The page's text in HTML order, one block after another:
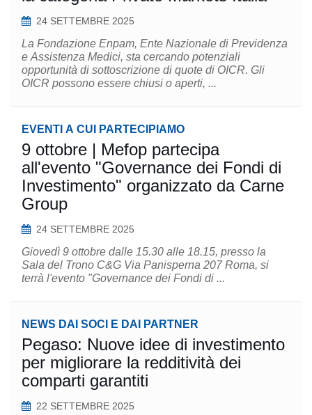
24 SETTEMBRE 2025
La Fondazione Enpam, Ente Nazionale di Previdenza
e Assistenza Medici, sta cercando potenziali
opportunità di sottoscrizione di quote di OICR. Gli
OICR possono essere chiusi o aperti, ...
EVENTI A CUI PARTECIPIAMO
9 ottobre | Mefop partecipa
all'evento "Governance dei Fondi di
Investimento" organizzato da Carne
Group
24 SETTEMBRE 2025
Giovedì 9 ottobre dalle 15.30 alle 18.15, presso la
Sala del Trono C&G Via Panisperna 207 Roma, si
terrà l'evento "Governance dei Fondi di ...
NEWS DAI SOCI E DAI PARTNER
Pegaso: Nuove idee di investimento
per migliorare la redditività dei
comparti garantiti
22 SETTEMBRE 2025